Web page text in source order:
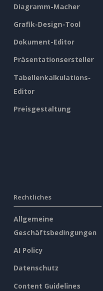
Diagramm-Macher
Grafik-Design-Tool
Dokument-Editor
Präsentationsersteller
Tabellenkalkulations-
Editor
Preisgestaltung
Rechtliches
Allgemeine
Geschäftsbedingungen
AI Policy
Datenschutz
Content Guidelines